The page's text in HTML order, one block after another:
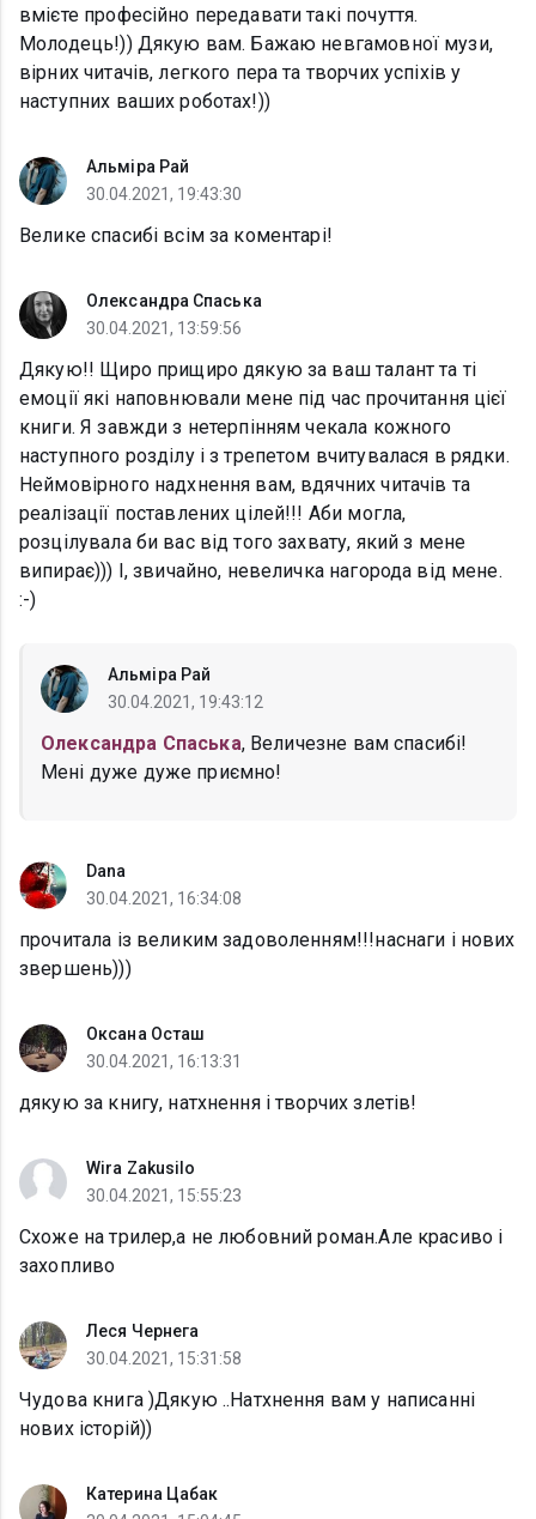
вмієте професійно передавати такі почуття.
Молодець!)) Дякую вам. Бажаю невгамовної музи,
вірних читачів, легкого пера та творчих успіхів у
наступних ваших роботах!))
Альміра Рай
30.04.2021, 19:43:30
Велике спасибі всім за коментарі!
Олександра Спаська
30.04.2021, 13:59:56
Дякую!! Щиро прищиро дякую за ваш талант та ті
емоції які наповнювали мене під час прочитання цієї
книги. Я завжди з нетерпінням чекала кожного
наступного розділу і з трепетом вчитувалася в рядки.
Неймовірного надхнення вам, вдячних читачів та
реалізації поставлених цілей!!! Аби могла,
розцілувала би вас від того захвату, який з мене
випирає))) І, звичайно, невеличка нагорода від мене.
:-)
Альміра Рай
30.04.2021, 19:43:12
Олександра Спаська, Величезне вам спасибі!
Мені дуже дуже приємно!
Dana
30.04.2021, 16:34:08
прочитала із великим задоволенням!!!наснаги і нових
звершень)))
Оксана Осташ
30.04.2021, 16:13:31
дякую за книгу, натхнення і творчих злетів!
Wira Zakusilo
30.04.2021, 15:55:23
Схоже на трилер,а не любовний роман.Але красиво і
захопливо
Леся Чернега
30.04.2021, 15:31:58
Чудова книга )Дякую ..Натхнення вам у написанні
нових історій))
Катерина Цабак